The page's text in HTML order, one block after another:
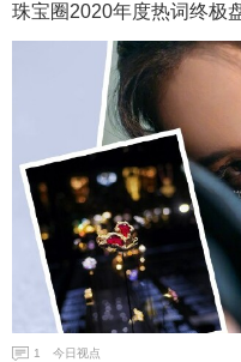
珠宝圈2020年度热词终极
1 今日视点